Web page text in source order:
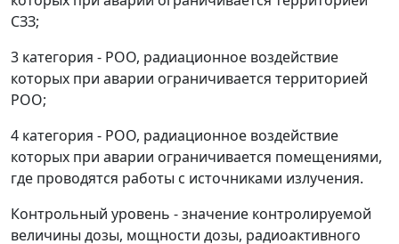
СЗЗ;
3 категория - РОО, радиационное воздействие
которых при аварии ограничивается территорией
РОО;
4 категория - РОО, радиационное воздействие
которых при аварии ограничивается помещениями,
где проводятся работы с источниками излучения.
Контрольный уровень - значение контролируемой
величины дозы, мощности дозы, радиоактивного